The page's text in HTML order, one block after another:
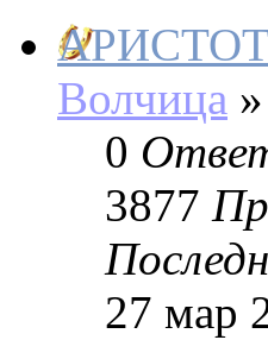
Волчица »
0
3877
27 мар